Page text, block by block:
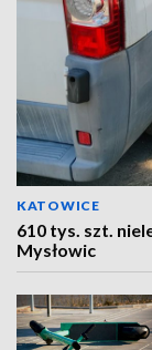
KATOWICE
610 tys. szt.
Mysłowic